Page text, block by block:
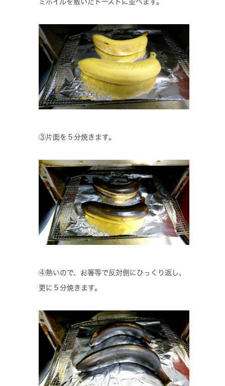
ミホイルを敷いたトーストに並べます。
③片面を５分焼きます。
④熱いので、お箸等で反対側にひっくり返し、
更に５分焼きます。